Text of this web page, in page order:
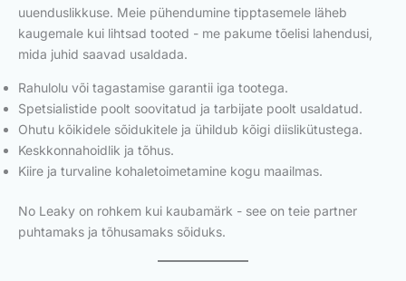
uuenduslikkuse. Meie pühendumine tipptasemele läheb
kaugemale kui lihtsad tooted - me pakume tõelisi lahendusi,
mida juhid saavad usaldada.
Rahulolu või tagastamise garantii iga tootega.
Spetsialistide poolt soovitatud ja tarbijate poolt usaldatud.
Ohutu kõikidele sõidukitele ja ühildub kõigi diislikütustega.
Keskkonnahoidlik ja tõhus.
Kiire ja turvaline kohaletoimetamine kogu maailmas.
No Leaky on rohkem kui kaubamärk - see on teie partner
puhtamaks ja tõhusamaks sõiduks.